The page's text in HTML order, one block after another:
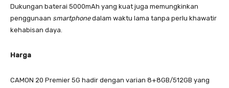
Dukungan baterai 5000mAh yang kuat juga memungkinkan
penggunaan smartphonedalam waktu lama tanpa perlu khawatir
kehabisan daya.
Harga
CAMON 20 Premier 5G hadir dengan varian 8+8GB/512GB yang